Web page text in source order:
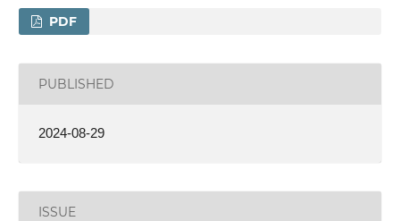
PDF
PUBLISHED
2024-08-29
ISSUE